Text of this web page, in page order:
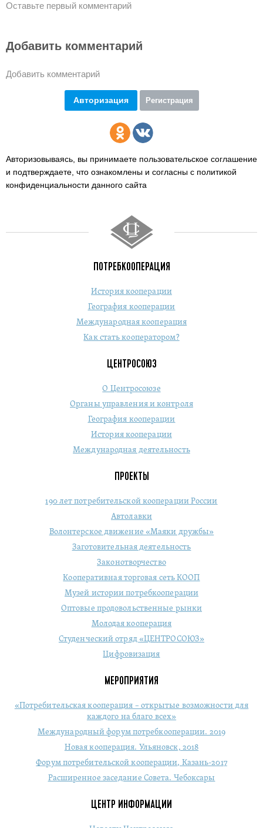
Оставьте первый комментарий
Добавить комментарий
Добавить комментарий
Авторизация Регистрация
Авторизовываясь, вы принимаете пользовательское соглашение
и подтверждаете, что ознакомлены и согласны с политикой
конфиденциальности данного сайта
ПОТРЕБКООПЕРАЦИЯ
История кооперации
География кооперации
Международная кооперация
Как стать кооператором?
ЦЕНТРОСОЮЗ
О Центросоюзе
Органы управления и контроля
География кооперации
История кооперации
Международная деятельность
ПРОЕКТЫ
190 лет потребительской кооперации России
Автолавки
Волонтерское движение «Маяки дружбы»
Заготовительная деятельность
Законотворчество
Кооперативная торговая сеть КООП
Музей истории потребкооперации
Оптовые продовольственные рынки
Молодая кооперация
Студенческий отряд «ЦЕНТРОСОЮЗ»
Цифровизация
МЕРОПРИЯТИЯ
«Потребительская кооперация – открытые возможности для
каждого на благо всех»
Международный форум потребкооперации. 2019
Новая кооперация. Ульяновск, 2018
Форум потребительской кооперации, Казань-2017
Расширенное заседание Совета. Чебоксары
ЦЕНТР ИНФОРМАЦИИ